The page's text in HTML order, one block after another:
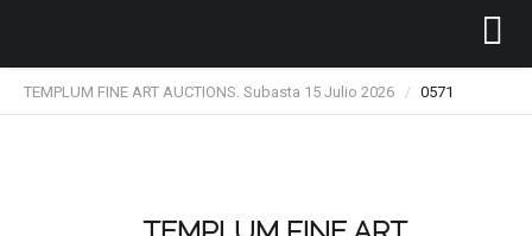
TEMPLUM FINE ART AUCTIONS. Subasta 15 Julio 2026 / 0571